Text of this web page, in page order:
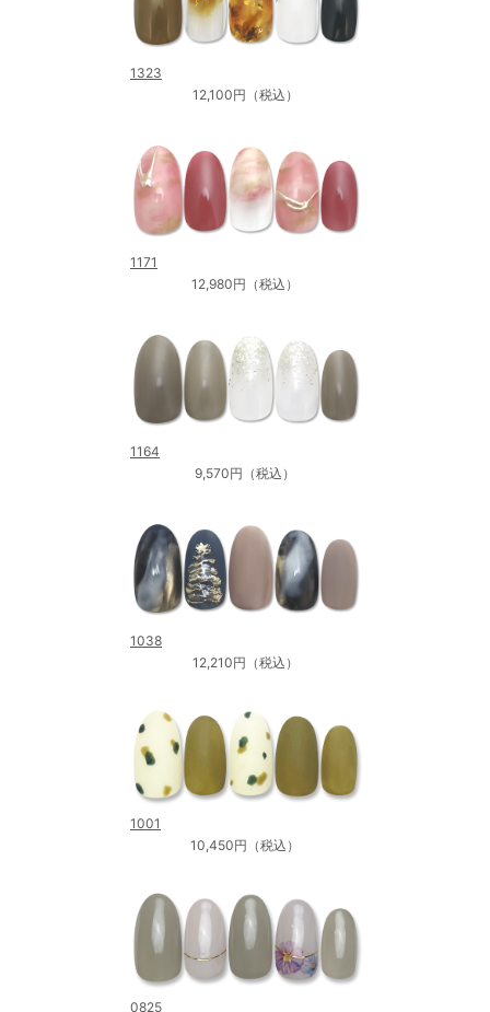
1323
12,100円（税込）
1171
12,980円（税込）
1164
9,570円（税込）
1038
12,210円（税込）
1001
10,450円（税込）
0825